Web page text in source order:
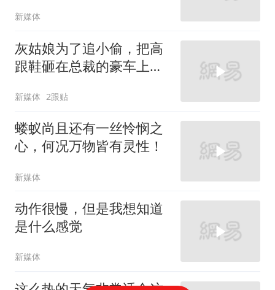
新媒体
灰姑娘为了追小偷，把高
跟鞋砸在总裁的豪车上，
新媒体 2跟贴
蝼蚁尚且还有一丝怜悯之
心，何况万物皆有灵性！
新媒体
动作很慢，但是我想知道
是什么感觉
新媒体